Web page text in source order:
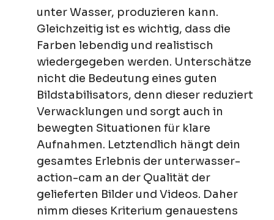
unter Wasser, produzieren kann.
Gleichzeitig ist es wichtig, dass die
Farben lebendig und realistisch
wiedergegeben werden. Unterschätze
nicht die Bedeutung eines guten
Bildstabilisators, denn dieser reduziert
Verwacklungen und sorgt auch in
bewegten Situationen für klare
Aufnahmen. Letztendlich hängt dein
gesamtes Erlebnis der unterwasser-
action-cam an der Qualität der
gelieferten Bilder und Videos. Daher
nimm dieses Kriterium genauestens